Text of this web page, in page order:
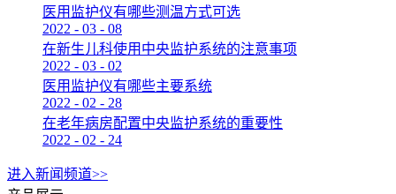
医用监护仪有哪些测温方式可选
2022 - 03 - 08
在新生儿科使用中央监护系统的注意事项
2022 - 03 - 02
医用监护仪有哪些主要系统
2022 - 02 - 28
在老年病房配置中央监护系统的重要性
2022 - 02 - 24
进入新闻频道>>